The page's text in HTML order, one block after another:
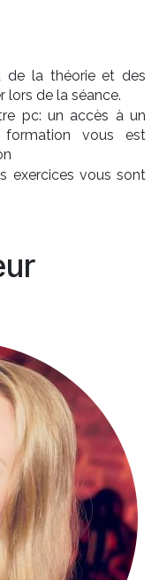
de la théorie et des
lors de la séance.
pc: un accès à un
formation vous est
exercices vous sont